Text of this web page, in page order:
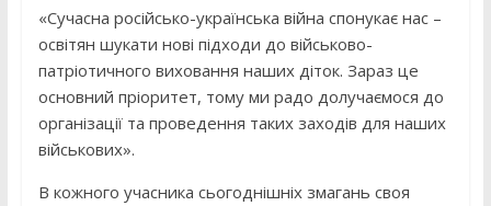
«Сучасна російсько-українська війна спонукає нас –
освітян шукати нові підходи до військово-
патріотичного виховання наших діток. Зараз це
основний пріоритет, тому ми радо долучаємося до
організації та проведення таких заходів для наших
військових».
В кожного учасника сьогоднішніх змагань своя